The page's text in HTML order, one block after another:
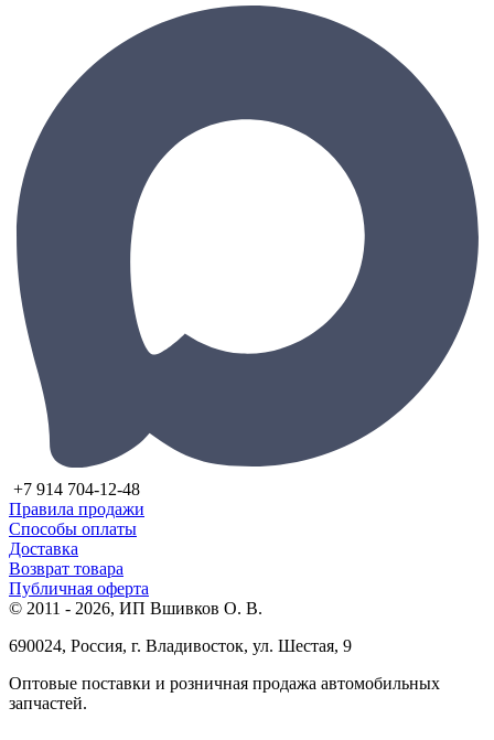
+7 914 704-12-48
Правила продажи
Способы оплаты
Доставка
Возврат товара
Публичная оферта
© 2011 - 2026, ИП Вшивков О. В.
690024, Россия, г. Владивосток, ул. Шестая, 9
Оптовые поставки и розничная продажа автомобильных
запчастей.